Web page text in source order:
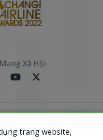
Xã Hội
trang website,